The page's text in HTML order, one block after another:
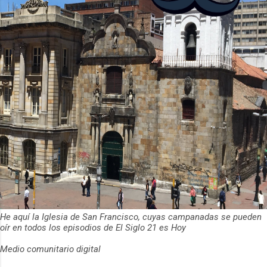
ha empeza...
He aquí la Iglesia de San Francisco, cuyas campanadas se pueden
oír en todos los episodios de El Siglo 21 es Hoy
Medio comunitario digital